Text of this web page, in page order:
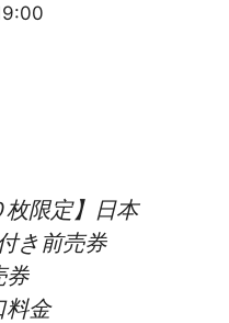
限定】日本
き前売券
金